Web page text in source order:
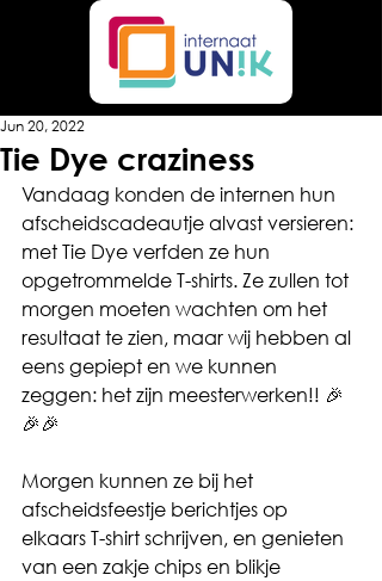
Tie Dye craziness
Jun 20, 2022
Vandaag konden de internen hun
afscheidscadeautje alvast versieren:
met Tie Dye verfden ze hun
opgetrommelde T-shirts. Ze zullen tot
morgen moeten wachten om het
resultaat te zien, maar wij hebben al
eens gepiept en we kunnen
zeggen: het zijn meesterwerken!! 🎉
🎉🎉
Morgen kunnen ze bij het
afscheidsfeestje berichtjes op
elkaars T-shirt schrijven, en genieten
van een zakje chips en blikje